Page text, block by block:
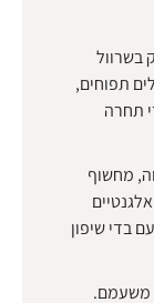
בשרוול
תפוחים,
תחרה
מחשוף
בדי שיפון
משעמם.